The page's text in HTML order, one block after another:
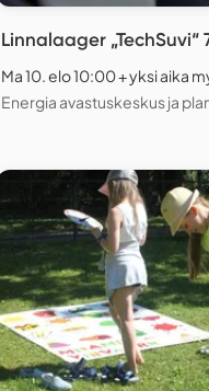
Linnalaager
Ma 10. elo 10:00 + yksi aika
Energia avastuskeskus ja